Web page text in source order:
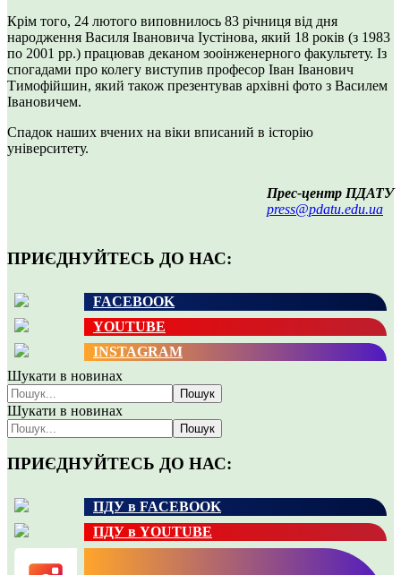
Крім того, 24 лютого виповнилось 83 річниця від дня
народження Василя Івановича Іустінова, який 18 років (з 1983
по 2001 рр.) працював деканом зооінженерного факультету. Із
спогадами про колегу виступив професор Іван Іванович
Тимофійшин, який також презентував архівні фото з Василем
Івановичем.
Спадок наших вчених на віки вписаний в історію
університету.
Прес-центр ПДАТУ
press@pdatu.edu.ua
ПРИЄДНУЙТЕСЬ ДО НАС:
FACEBOOK
YOUTUBE
INSTAGRAM
Шукати в новинах
Пошук
Шукати в новинах
Пошук
ПРИЄДНУЙТЕСЬ ДО НАС:
ПДУ в FACEBOOK
ПДУ в YOUTUBE